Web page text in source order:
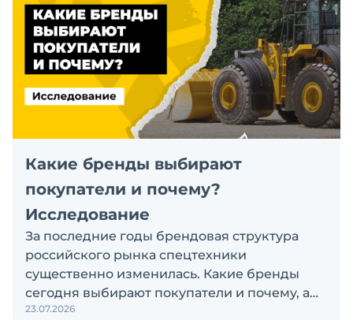
Какие бренды выбирают
покупатели и почему?
Исследование
За последние годы брендовая структура
российского рынка спецтехники
существенно изменилась. Какие бренды
сегодня выбирают покупатели и почему, а
также кого считают лидерами рынка?
23.07.2026